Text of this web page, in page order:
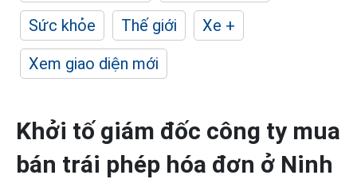
Sức khỏe
Thế giới
Xe +
Xem giao diện mới
Khởi tố giám đốc công ty mua
bán trái phép hóa đơn ở Ninh